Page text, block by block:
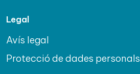
Legal
Avís legal
Protecció de dades personals